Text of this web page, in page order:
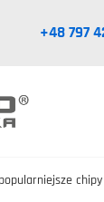
+48 797